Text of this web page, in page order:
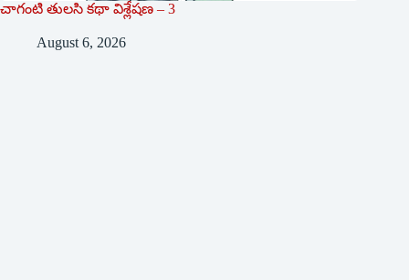
చాగంటి తులసి కథా విశ్లేషణ – 3
August 6, 2026